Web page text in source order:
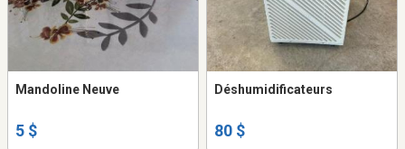
Mandoline Neuve
5 $
Déshumidificateurs
80 $